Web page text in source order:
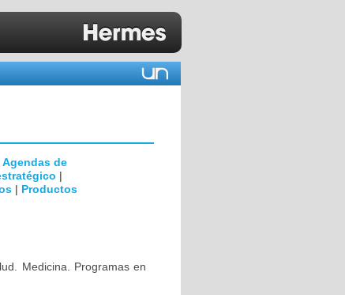
Agendas de
|
| Productos
Medicina. Programas en